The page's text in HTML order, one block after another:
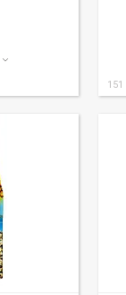
151